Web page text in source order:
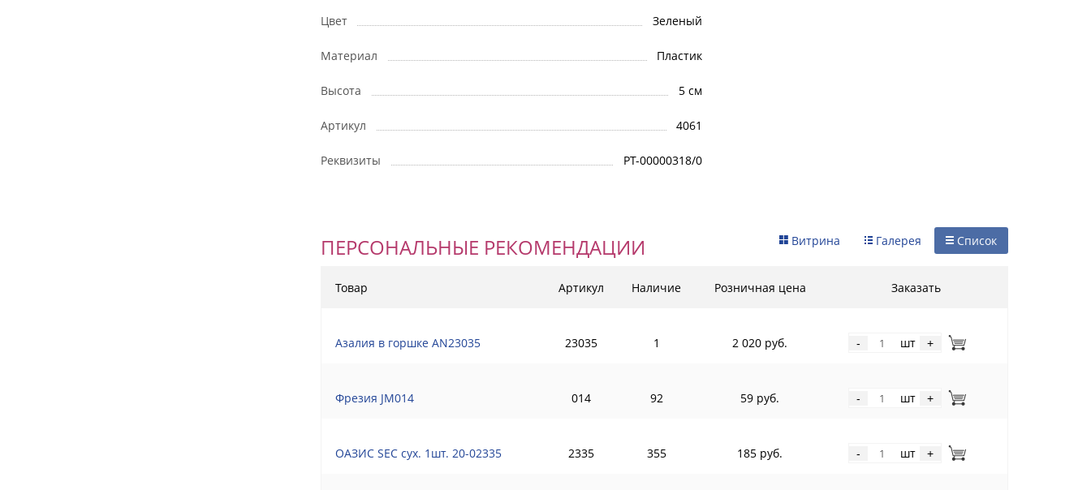
Цвет Зеленый
Материал Пластик
Высота 5 см
Артикул 4061
Реквизиты РТ-00000318/0
ПЕРСОНАЛЬНЫЕ РЕКОМЕНДАЦИИ Список
Галерея
Витрина
Товар Артикул Наличие Розничная цена Заказать
Азалия в горшке AN23035 23035 1 2 020 руб. - шт +
Фрезия JM014 014 92 59 руб. - шт +
ОАЗИС SEC сух. 1шт. 20-02335 2335 355 185 руб. - шт +